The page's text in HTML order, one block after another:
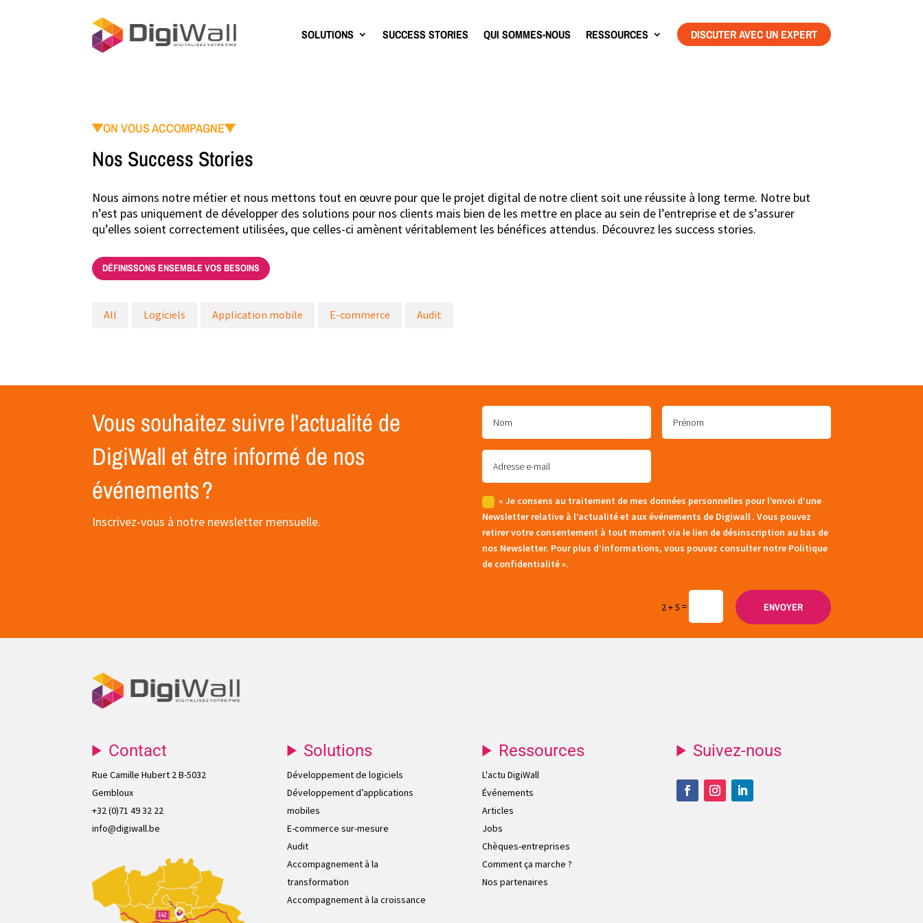
SOLUTIONS SUCCESS STORIES QUI SOMMES-NOUS RESSOURCES DISCUTER AVEC UN EXPERT
ON VOUS ACCOMPAGNE
Nos Success Stories
Nous aimons notre métier et nous mettons tout en œuvre pour que le projet digital de notre client soit une réussite à long terme. Notre but
n’est pas uniquement de développer des solutions pour nos clients mais bien de les mettre en place au sein de l’entreprise et de s’assurer
qu’elles soient correctement utilisées, que celles-ci amènent véritablement les bénéfices attendus. Découvrez les success stories.
DÉFINISSONS ENSEMBLE VOS BESOINS
All Logiciels Application mobile E-commerce Audit
Vous souhaitez suivre l’actualité de
DigiWall et être informé de nos
événements ?
Inscrivez-vous à notre newsletter mensuelle.
« Je consens au traitement de mes données personnelles pour l’envoi d’une
Newsletter relative à l’actualité et aux événements de Digiwall . Vous pouvez
retirer votre consentement à tout moment via le lien de désinscription au bas de
nos Newsletter. Pour plus d’informations, vous pouvez consulter notre Politique
de confidentialité ».
2 + 5 = ENVOYER
Contact
Rue Camille Hubert 2 B-5032
Gembloux
+32 (0)71 49 32 22
info@digiwall.be
Solutions
Développement de logiciels
Développement d’applications
mobiles
E-commerce sur-mesure
Audit
Accompagnement à la
transformation
Accompagnement à la croissance
Ressources
L'actu DigiWall
Événements
Articles
Jobs
Chèques-entreprises
Comment ça marche ?
Nos partenaires
Suivez-nous